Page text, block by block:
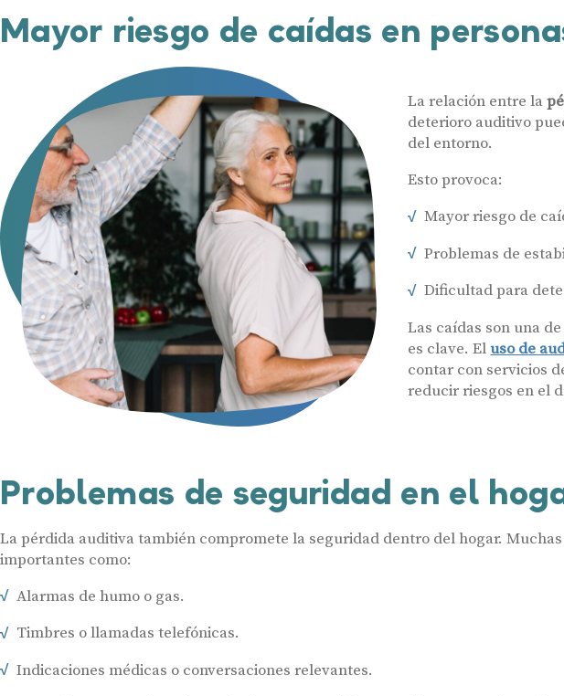
Mayor riesgo de caídas en
La relación entre la
deterioro auditivo
del entorno.
Esto provoca:
Mayor riesgo de
Problemas de
Dificultad para
Las caídas son una
es clave. Eluso de
contar con servicios
reducir riesgos en el
Problemas de seguridad en el
La pérdida auditiva también compromete la seguridad dentro del hogar.
importantes como:
Alarmas de humo o gas.
Timbres o llamadas telefónicas.
Indicaciones médicas o conversaciones relevantes.